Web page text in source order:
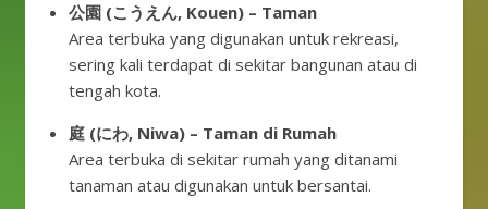
公園 (こうえん, Kouen) – Taman
Area terbuka yang digunakan untuk rekreasi,
sering kali terdapat di sekitar bangunan atau di
tengah kota.
庭 (にわ, Niwa) – Taman di Rumah
Area terbuka di sekitar rumah yang ditanami
tanaman atau digunakan untuk bersantai.